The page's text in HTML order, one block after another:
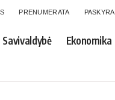
PRENUMERATA PASKYRA
Savivaldybė Ekonomika